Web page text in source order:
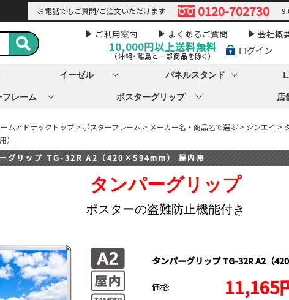
お電話でもご質問/ご注文いただけます 0120-702730
ご利用案内 よくあるご質問 会社概
10,000円以上送料無料
（沖縄・離島と一部商品を除く） ログイン
イーゼル パネルスタンド
フレーム ポスターグリップ 店
ムアドテックトップ > ポスターフレーム > メーカー名・商品名で選ぶ > シンエイ >
）
グリップ TG-32R A2（420×594mm） 屋内用
タンパーグリップ
ポスターの盗難防止機能付き
タンパーグリップ TG-32R A2（
価格: 11,165